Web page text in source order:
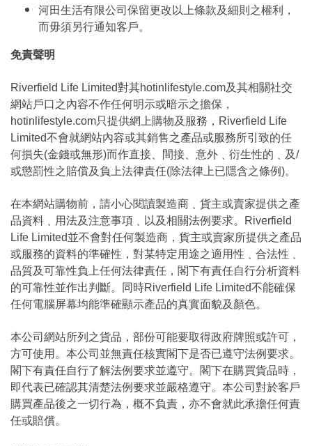
河田生活有限公司保留更改以上條款及細則之權利，
而毋須另行通知客戶。
免責聲明
Riverfield Life Limited對其hotinlifestyle.com及其相關社交
網站戶口之內容不作任何明示或暗示之擔保，
hotinlifestyle.com只提供網上購物及服務，Riverfield Life
Limited不會就網站內容或其銷售之產品或服務所引致的任
何損失(金錢或無形)而作直接、間接、意外﹑衍生性的﹑及/
或懲罰性之賠償及負上法律責任(除法律上已隱含之條例)。
在本網站購物前，請小心閱讀製造商﹑貨主或賣家提供之產
品資料﹑用法及注意事項﹑以及相關法例要求。Riverfield
Life Limited並不會對任何製造商，貨主或賣家所提供之產品
或服務的資料的準確性，對某特定用途之適用性﹑合法性﹑
品質及可靠性負上任何法律責任，閣下有責任自行分析資料
的可靠性並作出判斷。同時Riverfield Life Limited不能確保
任何電腦屏幕均能準確顯示產品的真實面貌及顏色。
本公司網站所列之貨品，部份可能要取得政府牌照或許可，
方可使用。本公司並無責任核實閣下是否已遵守法例要求。
閣下有責任自行了解法例要求並遵守。閣下在購買貨品時，
即代表已確認其清楚法例要求並嚴格遵守。本公司對於客戶
購買產品後之一切行為，概不負責，亦不會就此承擔任何責
任或賠償。